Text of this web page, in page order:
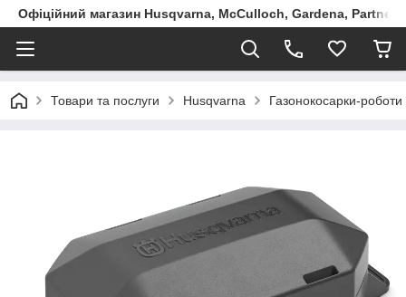
Офіційний магазин Husqvarna, McCulloch, Gardena, Partner
Товари та послуги Husqvarna Газонокосарки-